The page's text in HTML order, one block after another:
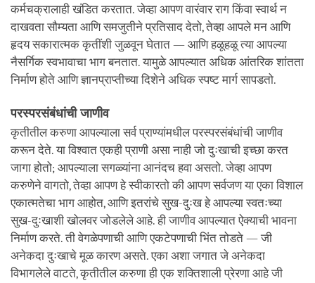
कर्मचक्रालाही खंडित करतात. जेव्हा आपण वारंवार राग किंवा स्वार्थ न
दाखवता सौम्यता आणि समजुतीने प्रतिसाद देतो, तेव्हा आपले मन आणि
हृदय सकारात्मक कृतींशी जुळवून घेतात — आणि हळूहळू त्या आपल्या
नैसर्गिक स्वभावाचा भाग बनतात. यामुळे आपल्यात अधिक आंतरिक शांतता
निर्माण होते आणि ज्ञानप्राप्तीच्या दिशेने अधिक स्पष्ट मार्ग सापडतो.
परस्परसंबंधांची जाणीव
कृतीतील करुणा आपल्याला सर्व प्राण्यांमधील परस्परसंबंधांची जाणीव
करून देते. या विश्वात एकही प्राणी असा नाही जो दुःखाची इच्छा करत
जागा होतो; आपल्याला सगळ्यांना आनंदच हवा असतो. जेव्हा आपण
करुणेने वागतो, तेव्हा आपण हे स्वीकारतो की आपण सर्वजण या एका विशाल
एकात्मतेचा भाग आहोत, आणि इतरांचे सुख-दुःख हे आपल्या स्वतःच्या
सुख-दुःखाशी खोलवर जोडलेले आहे. ही जाणीव आपल्यात ऐक्याची भावना
निर्माण करते. ती वेगळेपणाची आणि एकटेपणाची भिंत तोडते — जी
अनेकदा दुःखाचे मूळ कारण असते. एका अशा जगात जे अनेकदा
विभागलेले वाटते, कृतीतील करुणा ही एक शक्तिशाली प्रेरणा आहे जी